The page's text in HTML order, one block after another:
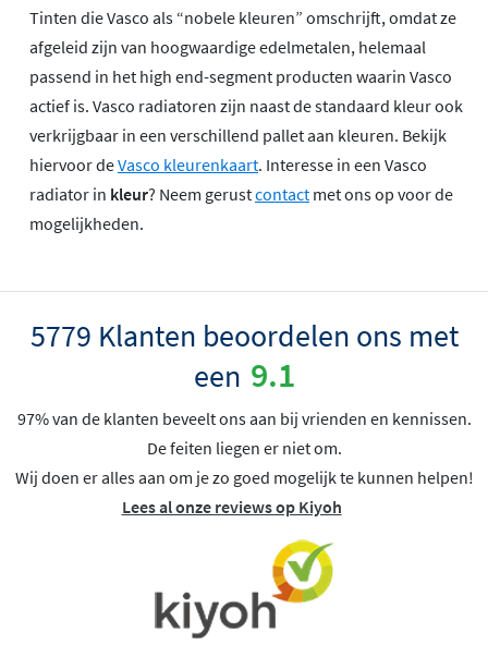
Tinten die Vasco als “nobele kleuren” omschrijft, omdat ze
afgeleid zijn van hoogwaardige edelmetalen, helemaal
passend in het high end-segment producten waarin Vasco
actief is. Vasco radiatoren zijn naast de standaard kleur ook
verkrijgbaar in een verschillend pallet aan kleuren. Bekijk
hiervoor deVasco kleurenkaart. Interesse in een Vasco
radiator in kleur? Neem gerustcontact met ons op voor de
mogelijkheden.
5779 Klanten beoordelen ons met
een 9.1
97% van de klanten beveelt ons aan bij vrienden en kennissen.
De feiten liegen er niet om.
Wij doen er alles aan om je zo goed mogelijk te kunnen helpen!
Lees al onze reviews op Kiyoh